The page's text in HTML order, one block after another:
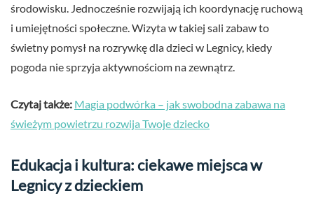
środowisku. Jednocześnie rozwijają ich koordynację ruchową
i umiejętności społeczne. Wizyta w takiej sali zabaw to
świetny pomysł na rozrywkę dla dzieci w Legnicy, kiedy
pogoda nie sprzyja aktywnościom na zewnątrz.
Czytaj także: Magia podwórka – jak swobodna zabawa na
świeżym powietrzu rozwija Twoje dziecko
Edukacja i kultura: ciekawe miejsca w
Legnicy z dzieckiem